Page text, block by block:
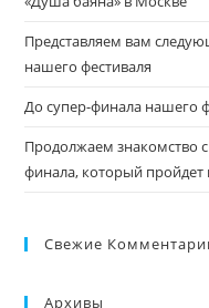
Представляем вам
нашего фестиваля
До супер-финала нашего
Продолжаем знакомство
финала, который пройдет
Свежие
Архивы